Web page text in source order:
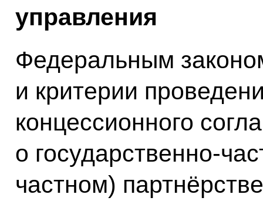
управления
Федеральным
и критерии
концессионного
о государственно-
частном)